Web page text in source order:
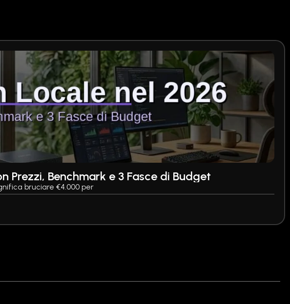
Prezzi, Benchmark e 3 Fasce di Budget
bruciare €4.000 per